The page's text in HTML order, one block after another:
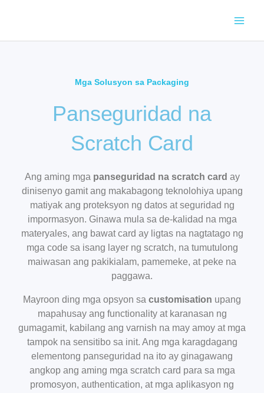
Mga Solusyon sa Packaging​
Panseguridad na
Scratch Card
Ang aming mga panseguridad na scratch card ay
dinisenyo gamit ang makabagong teknolohiya upang
matiyak ang proteksyon ng datos at seguridad ng
impormasyon. Ginawa mula sa de-kalidad na mga
materyales, ang bawat card ay ligtas na nagtatago ng
mga code sa isang layer ng scratch, na tumutulong
maiwasan ang pakikialam, pamemeke, at peke na
paggawa.
Mayroon ding mga opsyon sa customisation upang
mapahusay ang functionality at karanasan ng
gumagamit, kabilang ang varnish na may amoy at mga
tampok na sensitibo sa init. Ang mga karagdagang
elementong panseguridad na ito ay ginagawang
angkop ang aming mga scratch card para sa mga
promosyon, authentication, at mga aplikasyon ng